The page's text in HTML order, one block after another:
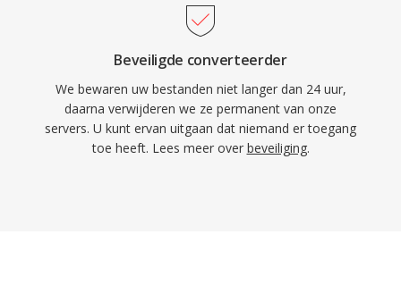
Beveiligde converteerder
We bewaren uw bestanden niet langer dan 24 uur,
daarna verwijderen we ze permanent van onze
servers. U kunt ervan uitgaan dat niemand er toegang
toe heeft. Lees meer over beveiliging.